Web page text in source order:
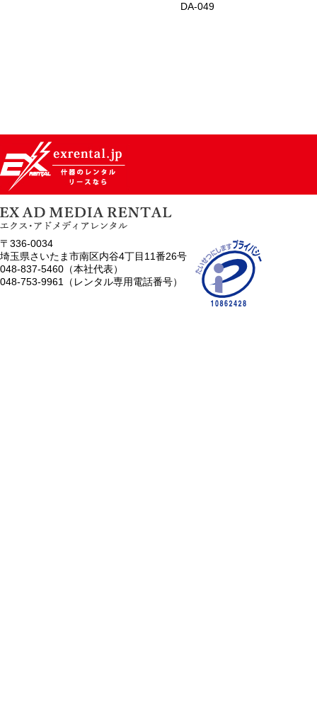
DA-049
〒336-0034
埼玉県さいたま市南区内谷4丁目11番26号
048-837-5460（本社代表）
048-753-9961（レンタル専用電話番号）